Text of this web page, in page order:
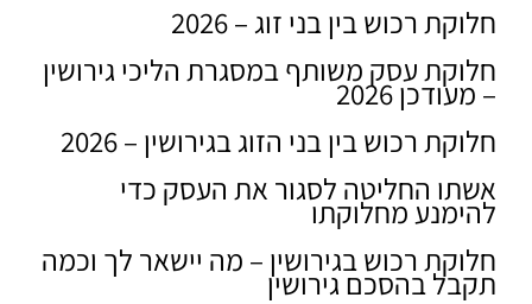
חלוקת רכוש בין בני זוג – 2026
חלוקת עסק משותף במסגרת הליכי גירושין
– מעודכן 2026
חלוקת רכוש בין בני הזוג בגירושין – 2026
אשתו החליטה לסגור את העסק כדי
להימנע מחלוקתו
חלוקת רכוש בגירושין – מה יישאר לך וכמה
תקבל בהסכם גירושין